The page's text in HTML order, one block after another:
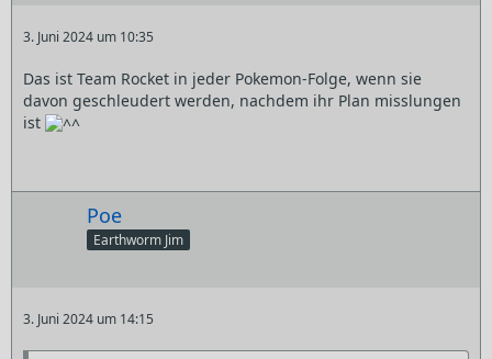
3. Juni 2024 um 10:35
Das ist Team Rocket in jeder Pokemon-Folge, wenn sie
davon geschleudert werden, nachdem ihr Plan misslungen
ist
Poe
Earthworm Jim
3. Juni 2024 um 14:15